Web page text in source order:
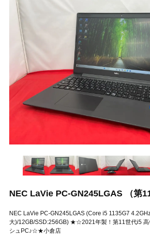
NEC LaVie PC-GN245LGAS （第
NEC LaVie PC-GN245LGAS (Core i5 1135G7
大)/12GB/SSD:256GB) ★☆2021年製！第11世代i5 高
シュPC♪☆★小倉店